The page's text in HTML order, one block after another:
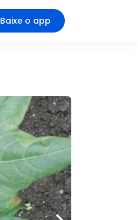
Baixe o app